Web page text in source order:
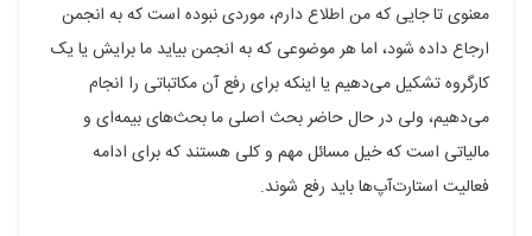
معنوی تا جایی که من اطلاع دارم، موردی نبوده است که به انجمن
ارجاع داده شود، اما هر موضوعی که به انجمن بیاید ما برایش یا یک
کارگروه تشکیل می‌دهیم یا اینکه برای رفع آن مکاتباتی را انجام
می‌دهیم، ولی در حال حاضر بحث اصلی ما بحث‌های بیمه‌ای و
مالیاتی است که خیل مسائل مهم و کلی هستند که برای ادامه
فعالیت استارت‌آپ‌ها باید رفع شوند.